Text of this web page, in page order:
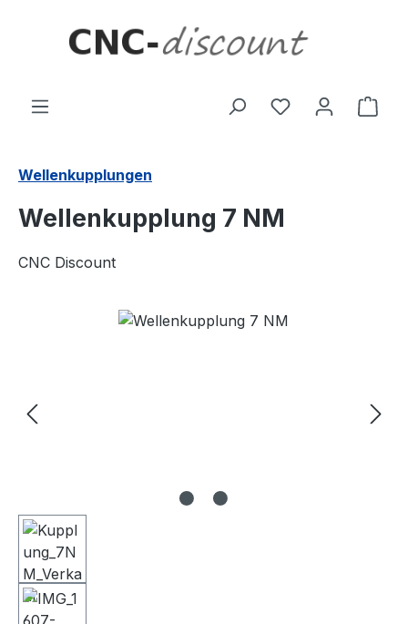
Wellenkupplungen
Wellenkupplung 7 NM
CNC Discount
Bildergalerie überspringen